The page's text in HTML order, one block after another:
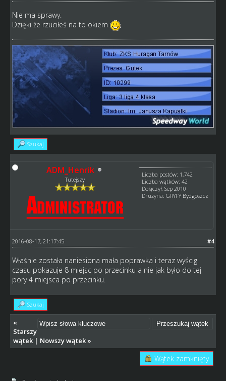
Nie ma sprawy.
Dzięki że rzuciłeś na to okiem
Szukaj
ADM_Henrik
Tutejszy
Liczba postów: 1,742
Liczba wątków: 42
Dołączył: Sep 2010
Drużyna: GRYFY Bydgoszcz
#4
2016-08-17, 21:17:45
Właśnie została naniesiona mała poprawka i teraz wyścig
czasu pokazuje 8 miejsc po przecinku a nie jak było do tej
pory 4 miejsca po przecinku.
Szukaj
«
Starszy
wątek| Nowszy wątek»
Wątek zamknięty